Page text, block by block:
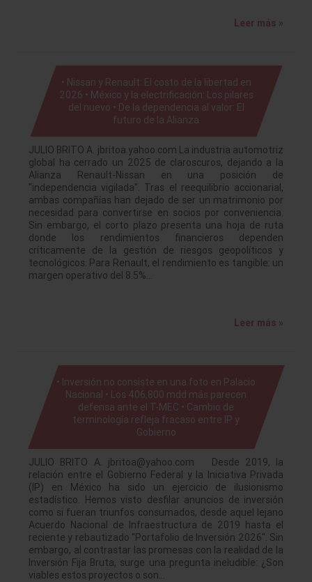
Leer más »
• Nissan y Renault: El costo de la libertad en
2026 • México y la electrificación: Los pilares
del nuevo • De la dependencia al valor: El
futuro de la Alianza
JULIO BRITO A. jbritoa.yahoo.com La industria automotriz
global ha cerrado un 2025 de claroscuros, dejando a la
Alianza Renault-Nissan en una posición de
"independencia vigilada". Tras el reequilibrio accionarial,
ambas compañías han dejado de ser un matrimonio por
necesidad para convertirse en socios por conveniencia.
Sin embargo, el corto plazo presenta una hoja de ruta
donde los rendimientos financieros dependen
críticamente de la gestión de riesgos geopolíticos y
tecnológicos. Para Renault, el rendimiento es tangible: un
margen operativo del 8.5%…
Leer más »
• Inversión no consiste en una foto en Palacio
Nacional • Los 406,800 mdd más parecen
defensa ante el T-MEC • Cambio de
terminología refleja fracaso entre IP y
Gobierno
JULIO BRITO A. jbritoa@yahoo.com Desde 2019, la
relación entre el Gobierno Federal y la Iniciativa Privada
(IP) en México ha sido un ejercicio de ilusionismo
estadístico. Hemos visto desfilar anuncios de inversión
como si fueran triunfos consumados, desde aquel lejano
Acuerdo Nacional de Infraestructura de 2019 hasta el
reciente y rebautizado "Portafolio de Inversión 2026". Sin
embargo, al contrastar las promesas con la realidad de la
Inversión Fija Bruta, surge una pregunta ineludible: ¿Son
viables estos proyectos o son…